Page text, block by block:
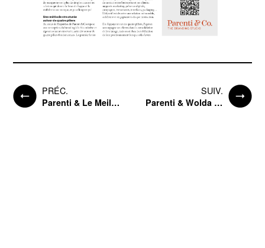
PRÉC.
Parenti & Le Meilleur de la Pub
SUIV.
Parenti & Wolda Awards